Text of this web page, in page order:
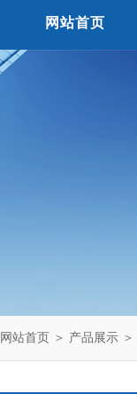
网站首页
网站首页 ＞ 产品展示 ＞